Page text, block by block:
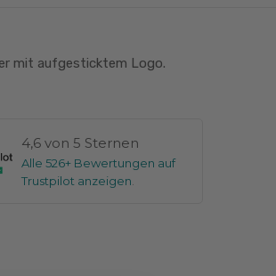
mit aufgesticktem Logo.
4,6 von 5 Sternen
Alle 526+ Bewertungen auf
Trustpilot anzeigen